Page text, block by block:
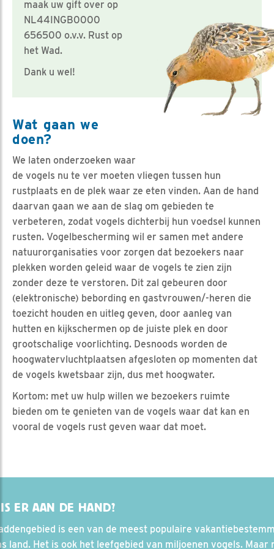
maak uw gift over op
NL44INGB0000
656500 o.v.v. Rust op
het Wad.
Dank u wel!
Wat gaan we
doen?
We laten onderzoeken waar
de vogels nu te ver moeten vliegen tussen hun
rustplaats en de plek waar ze eten vinden. Aan de hand
daarvan gaan we aan de slag om gebieden te
verbeteren, zodat vogels dichterbij hun voedsel kunnen
rusten. Vogelbescherming wil er samen met andere
natuurorganisaties voor zorgen dat bezoekers naar
plekken worden geleid waar de vogels te zien zijn
zonder deze te verstoren. Dit zal gebeuren door
(elektronische) bebording en gastvrouwen/-heren die
toezicht houden en uitleg geven, door aanleg van
hutten en kijkschermen op de juiste plek en door
grootschalige voorlichting. Desnoods worden de
hoogwatervluchtplaatsen afgesloten op momenten dat
de vogels kwetsbaar zijn, dus met hoogwater.
Kortom: met uw hulp willen we bezoekers ruimte
bieden om te genieten van de vogels waar dat kan en
vooral de vogels rust geven waar dat moet.
ER AAN DE HAND?
is een van de meest populaire
land. Het is ook het leefgebied van miljoenen vogels. Maar